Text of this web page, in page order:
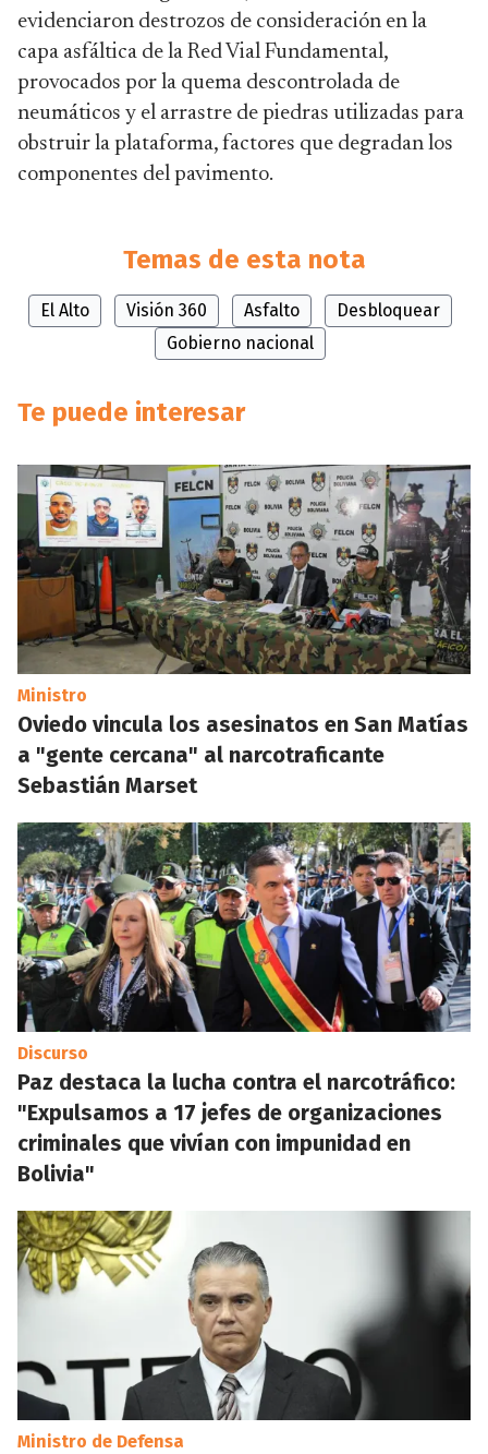
evidenciaron destrozos de consideración en la
capa asfáltica de la Red Vial Fundamental,
provocados por la quema descontrolada de
neumáticos y el arrastre de piedras utilizadas para
obstruir la plataforma, factores que degradan los
componentes del pavimento.
Temas de esta nota
El Alto Visión 360 Asfalto
Desbloquear
Gobierno nacional
Te puede interesar
Ministro
Oviedo vincula los asesinatos en San Matías
a "gente cercana" al narcotraficante
Sebastián Marset
Discurso
Paz destaca la lucha contra el narcotráfico:
"Expulsamos a 17 jefes de organizaciones
criminales que vivían con impunidad en
Bolivia"
Ministro de Defensa